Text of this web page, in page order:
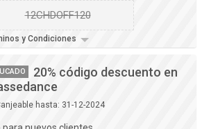
12CHDOFF120
y Condiciones
20% código descuento en
hasta: 31-12-2024